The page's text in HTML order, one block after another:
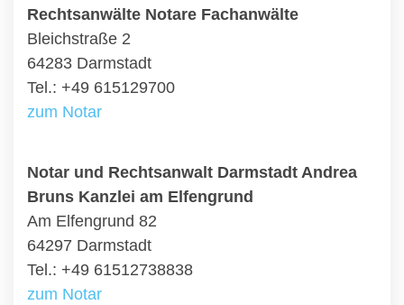
Rechtsanwälte Notare Fachanwälte
Bleichstraße 2
64283 Darmstadt
Tel.: +49 615129700
zum Notar
Notar und Rechtsanwalt Darmstadt Andrea
Bruns Kanzlei am Elfengrund
Am Elfengrund 82
64297 Darmstadt
Tel.: +49 61512738838
zum Notar